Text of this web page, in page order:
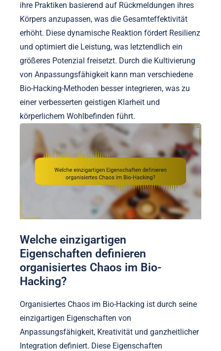
ihre Praktiken basierend auf Rückmeldungen ihres
Körpers anzupassen, was die Gesamteffektivität
erhöht. Diese dynamische Reaktion fördert Resilienz
und optimiert die Leistung, was letztendlich ein
größeres Potenzial freisetzt. Durch die Kultivierung
von Anpassungsfähigkeit kann man verschiedene
Bio-Hacking-Methoden besser integrieren, was zu
einer verbesserten geistigen Klarheit und
körperlichem Wohlbefinden führt.
Welche einzigartigen
Eigenschaften definieren
organisiertes Chaos im Bio-
Hacking?
Organisiertes Chaos im Bio-Hacking ist durch seine
einzigartigen Eigenschaften von
Anpassungsfähigkeit, Kreativität und ganzheitlicher
Integration definiert. Diese Eigenschaften